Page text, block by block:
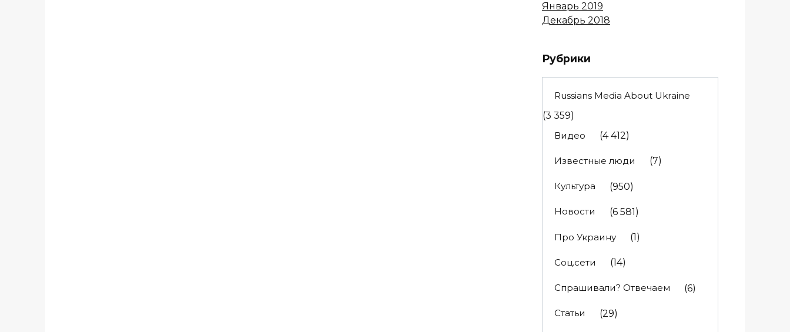
Январь 2019
Декабрь 2018
Рубрики
Russians Media About Ukraine
(3 359)
Видео
(4 412)
Известные люди (7)
Культура (950)
Новости (6 581)
Про Украину (1)
Соц.сети (14)
Спрашивали? Отвечаем (6)
Статьи (29)